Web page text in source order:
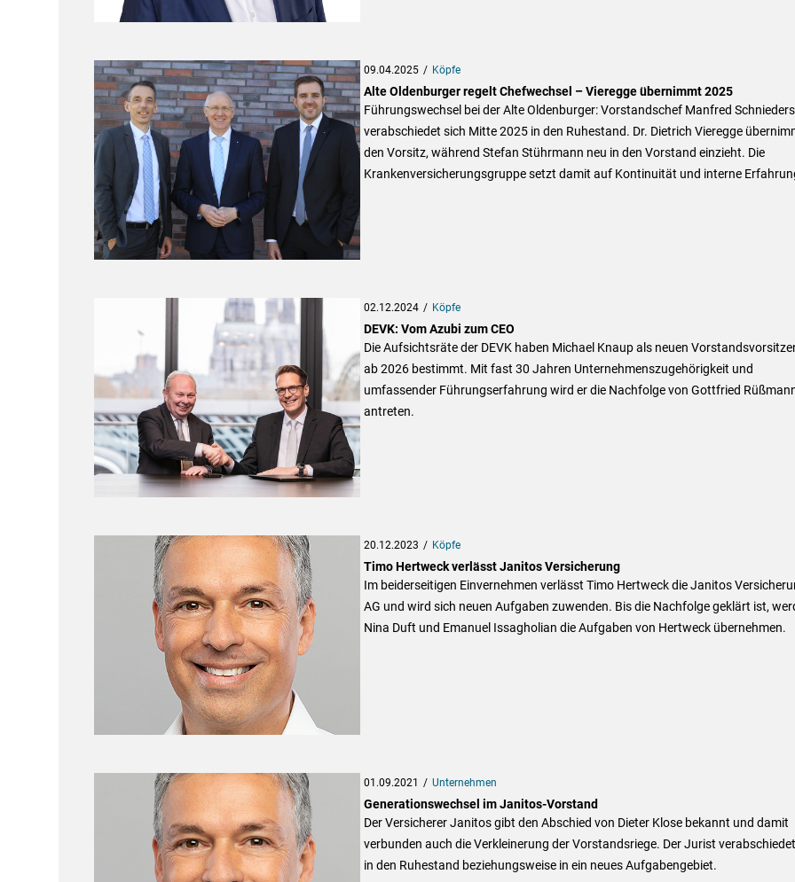
09.04.2025 Köpfe
Alte Oldenburger regelt Chefwechsel – Vieregge übernimmt 2025
Führungswechsel bei der Alte Oldenburger: Vorstandschef Manfred Schnieders
verabschiedet sich Mitte 2025 in den Ruhestand. Dr. Dietrich Vieregge
den Vorsitz, während Stefan Stührmann neu in den Vorstand einzieht. Die
Krankenversicherungsgruppe setzt damit auf Kontinuität und interne
02.12.2024 Köpfe
DEVK: Vom Azubi zum CEO
Die Aufsichtsräte der DEVK haben Michael Knaup als neuen
ab 2026 bestimmt. Mit fast 30 Jahren Unternehmenszugehörigkeit und
umfassender Führungserfahrung wird er die Nachfolge von Gottfried
antreten.
20.12.2023 Köpfe
Timo Hertweck verlässt Janitos Versicherung
Im beiderseitigen Einvernehmen verlässt Timo Hertweck die Janitos
AG und wird sich neuen Aufgaben zuwenden. Bis die Nachfolge geklärt ist,
Nina Duft und Emanuel Issagholian die Aufgaben von Hertweck übernehmen.
01.09.2021 Unternehmen
Generationswechsel im Janitos-Vorstand
Der Versicherer Janitos gibt den Abschied von Dieter Klose bekannt und damit
verbunden auch die Verkleinerung der Vorstandsriege. Der Jurist
in den Ruhestand beziehungsweise in ein neues Aufgabengebiet.